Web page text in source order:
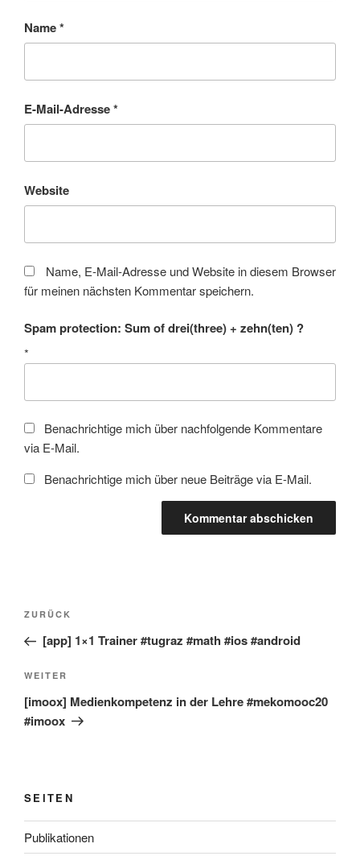
Name*
E-Mail-Adresse*
Website
Name, E-Mail-Adresse und Website in diesem Browser
für meinen nächsten Kommentar speichern.
Spam protection: Sum of drei(three) + zehn(ten) ?
*
Benachrichtige mich über nachfolgende Kommentare
via E-Mail.
Benachrichtige mich über neue Beiträge via E-Mail.
Beitragsnavigation
Vorheriger
Beitrag
ZURÜCK
[app] 1×1 Trainer #tugraz #math #ios #android
Nächster
Beitrag
WEITER
[imoox] Medienkompetenz in der Lehre #mekomooc20
#imoox
SEITEN
Publikationen